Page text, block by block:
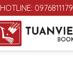
HOTLINE: 0976811179